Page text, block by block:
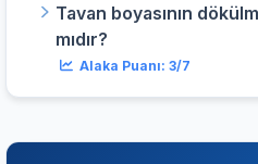
Tavan boyasının
mıdır?
Alaka Puanı: 3/7